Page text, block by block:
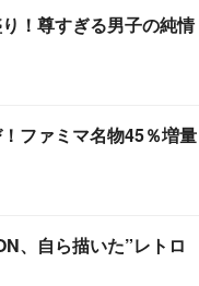
！尊すぎる男子の純情
ファミマ名物45％増量
、自ら描いた”レトロ